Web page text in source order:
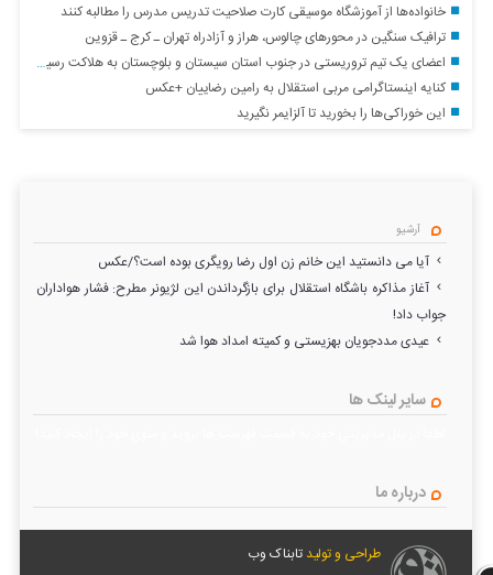
خانواده‌ها از آموزشگاه موسیقی کارت صلاحیت تدریس مدرس را مطالبه کنند
ترافیک سنگین در محورهای چالوس، هراز و آزادراه تهران ـ کرج ـ قزوین
اعضای یک تیم تروریستی در جنوب استان سیستان و بلوچستان به هلاکت رسیدند
کنایه اینستاگرامی مربی استقلال به رامین رضاییان +عکس
این خوراکی‌ها را بخورید تا آلزایمر نگیرید
آرشیو
آیا می دانستید این خانم زن اول رضا رویگری بوده است؟/عکس
آغاز مذاکره باشگاه استقلال برای بازگرداندن این لژیونر مطرح: فشار هواداران
جواب داد!
عیدی مددجویان بهزیستی و کمیته امداد هوا شد
سایر لینک ها
درباره ما
طراحی و تولیدتابناک وب